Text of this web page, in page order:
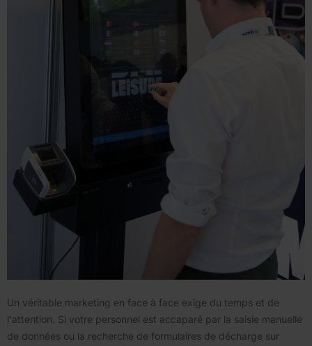
Un véritable marketing en face à face exige du temps et de
l'attention. Si votre personnel est accaparé par la saisie manuelle
de données ou la recherche de formulaires de décharge sur